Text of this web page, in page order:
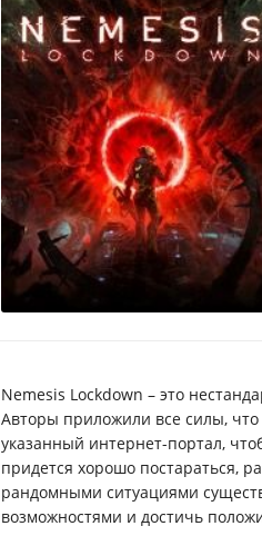
Nemesis Lockdown – это
Авторы приложили все силы,
указанный интернет-портал,
придется хорошо постараться,
рандомными ситуациями
возможностями и достичь